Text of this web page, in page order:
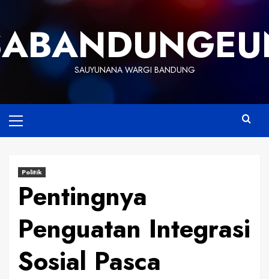
content
SAUYUNANA WARGI BANDUNG
Menu
Politik
Pentingnya
Penguatan Integrasi
Sosial Pasca